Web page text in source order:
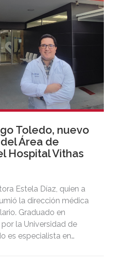
Toledo, nuevo
Área de
Hospital Vithas
Estela Díaz, quien a
la dirección médica
Graduado en
la Universidad de
es especialista en